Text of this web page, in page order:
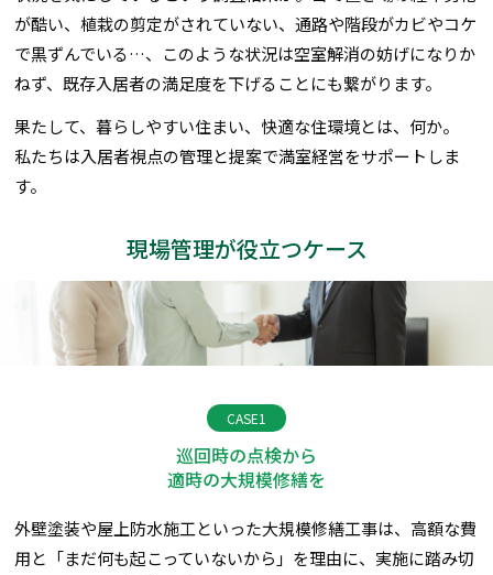
が酷い、植栽の剪定がされていない、通路や階段がカビやコケ
で黒ずんでいる…、このような状況は空室解消の妨げになりか
ねず、既存入居者の満足度を下げることにも繋がります。
果たして、暮らしやすい住まい、快適な住環境とは、何か。
私たちは入居者視点の管理と提案で満室経営をサポートしま
す。
現場管理が役立つケース
CASE1
巡回時の点検から
適時の大規模修繕を
外壁塗装や屋上防水施工といった大規模修繕工事は、高額な費
用と「まだ何も起こっていないから」を理由に、実施に踏み切